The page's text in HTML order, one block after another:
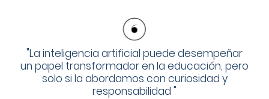
"La inteligencia artificial puede desempeñar
un papel transformador en la educación, pero
solo si la abordamos con curiosidad y
responsabilidad "